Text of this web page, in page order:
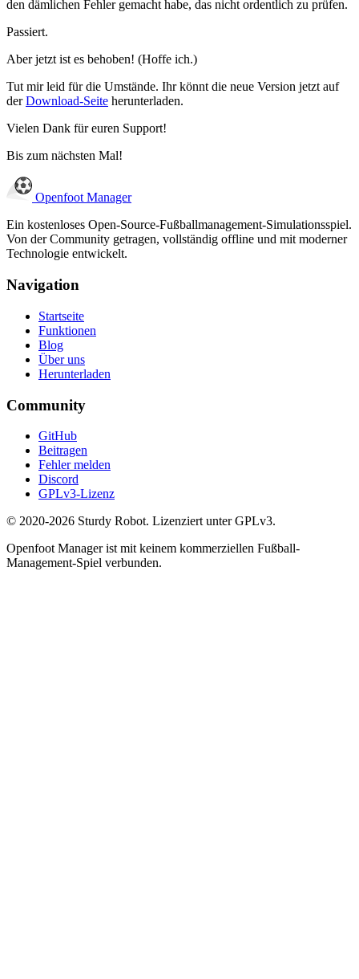
den dämlichen Fehler gemacht habe, das nicht ordentlich zu prüfen.
Passiert.
Aber jetzt ist es behoben! (Hoffe ich.)
Tut mir leid für die Umstände. Ihr könnt die neue Version jetzt auf
derDownload-Seite herunterladen.
Vielen Dank für euren Support!
Bis zum nächsten Mal!
OpenfootManager
Ein kostenloses Open-Source-Fußballmanagement-Simulationsspiel.
Von der Community getragen, vollständig offline und mit moderner
Technologie entwickelt.
Navigation
Startseite
Funktionen
Blog
Über uns
Herunterladen
Community
GitHub
Beitragen
Fehler melden
Discord
GPLv3-Lizenz
© 2020-2026 Sturdy Robot. Lizenziert unter GPLv3.
Openfoot Manager ist mit keinem kommerziellen Fußball-
Management-Spiel verbunden.